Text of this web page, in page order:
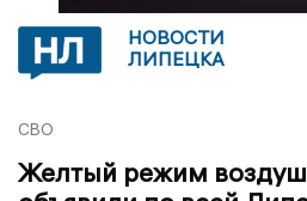
НОВОСТИ
ЛИПЕЦКА
СВО
Желтый режим